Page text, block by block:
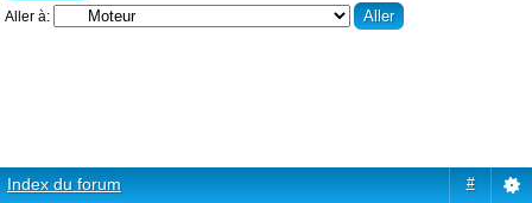
Aller à:
Index du forum #